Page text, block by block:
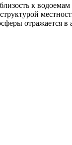
к
отражается в